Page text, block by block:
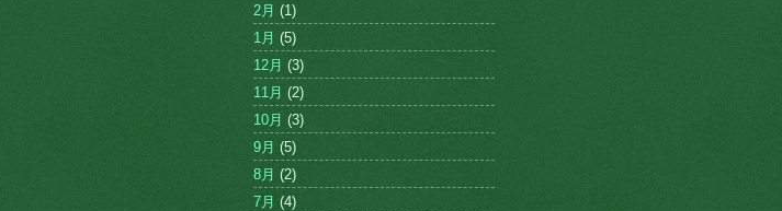
2月 (1)
1月 (5)
12月 (3)
11月 (2)
10月 (3)
9月 (5)
8月 (2)
7月 (4)